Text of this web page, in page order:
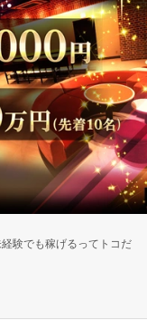
験でも稼げる ってトコだ